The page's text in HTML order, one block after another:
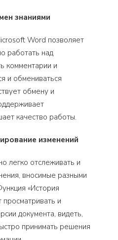
знаниями
Word позволяет
работать над
комментарии и
и обмениваться
обмену и
качество работы.
изменений
легко отслеживать и
вносимые разными
«История
просматривать и
документа, видеть,
принимать решения